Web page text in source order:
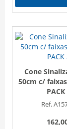
Cone
50cm c/
Ref.